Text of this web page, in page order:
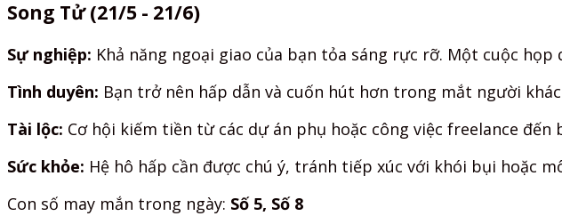
Song Tử (21/5 - 21/6)
Sự nghiệp: Khả năng ngoại giao của bạn tỏa sáng rực rỡ. Một cuộc
Tình duyên: Bạn trở nên hấp dẫn và cuốn hút hơn trong mắt người
Tài lộc: Cơ hội kiếm tiền từ các dự án phụ hoặc công việc freelance
Sức khỏe: Hệ hô hấp cần được chú ý, tránh tiếp xúc với khói bụi hoặc
Con số may mắn trong ngày: Số 5, Số 8